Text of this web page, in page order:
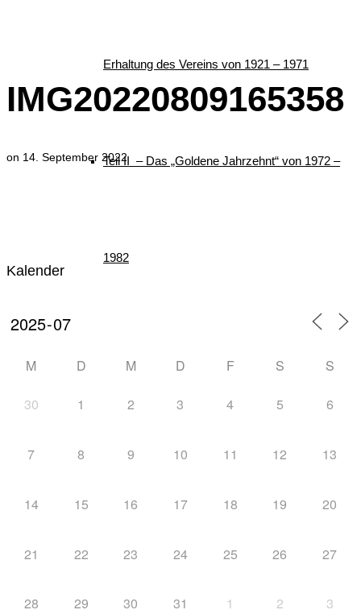
Erhaltung des Vereins von 1921 – 1971
Teil II – Das „Goldene Jahrzehnt“ von 1972 –
1982
von 1982 – 1996
Teil IV – Die nordische Skijugend der Welt zu
IMG20220809165358
on 14. September 2022
Kalender
M D M D F S S
30 1 2 3 4 5 6
7 8 9 10 11 12 13
14 15 16 17 18 19 20
21 22 23 24 25 26 27
28 29 30 31 1 2 3